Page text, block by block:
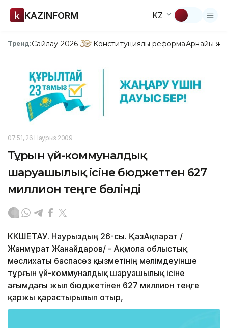
KAZINFORM KZ
Тренд:Сайлау-2026 Конституциялық реформаАрнайы
07:51, 26 Наурыз 2009
Тұрғын үй-коммуналдық
шаруашылық ісіне бюджеттен 627
миллион теңге бөлінді
КӨКШЕТАУ. Наурыздың 26-сы. ҚазАқпарат /
Жанмұрат Жанайдаров/ - Ақмола облыстық
мәслихаты баспасөз қызметінің мәлімдеуінше
тұрғын үй-коммуналдық шаруашылық ісіне
ағымдағы жыл бюджетінен 627 миллион теңге
қаржы қарастырылып отыр,